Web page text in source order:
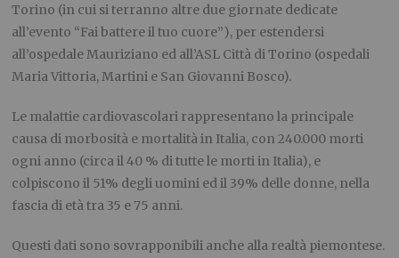
Torino (in cui si terranno altre due giornate dedicate
all’evento “Fai battere il tuo cuore”), per estendersi
all’ospedale Mauriziano ed all’ASL Città di Torino (ospedali
Maria Vittoria, Martini e San Giovanni Bosco).
Le malattie cardiovascolari rappresentano la principale
causa di morbosità e mortalità in Italia, con 240.000 morti
ogni anno (circa il 40 % di tutte le morti in Italia), e
colpiscono il 51% degli uomini ed il 39% delle donne, nella
fascia di età tra 35 e 75 anni.
Questi dati sono sovrapponibili anche alla realtà piemontese.